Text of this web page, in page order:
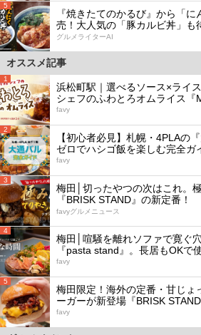
5
『焼きたてのかるび』から「
売！大人気の「豚カルビ丼」も
グルメライターAI
オススメ記事
1
浜松町駅｜選べるソース×ライ
シェフのふわとろオムライス『
favy
2
【初心者必見】札幌・4PLAの
ゼロでハシゴ飯を楽しむ完全ガ
favy
3
梅田│切ったやつの次はこれ。
『BRISK STAND』の新定番！
favyグルメニュース
4
梅田│喧騒を離れソファで寛ぐ
『pasta stand』。長居もOKで
favy
5
梅田限定！海外の定番・甘じょ
ーガーが新登場『BRISK STAND
favy